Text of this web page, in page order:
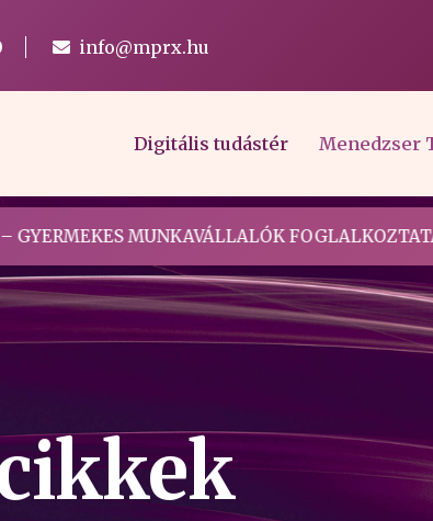
info@mprx.hu
Digitális tudástér Menedzser
GYERMEKES MUNKAVÁLLALÓK